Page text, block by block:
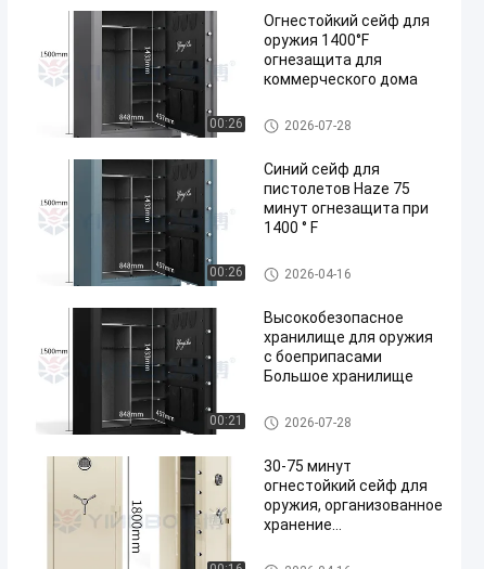
00:26
Огнестойкий сейф для
оружия 1400°F
огнезащита для
коммерческого дома
Сберегательный ящик для ор
ужия
2026-07-28
00:26
Синий сейф для
пистолетов Haze 75
минут огнезащита при
1400 ° F
Сберегательный ящик для ор
ужия
2026-04-16
00:21
Высокобезопасное
хранилище для оружия
с боеприпасами
Большое хранилище
Сберегательный ящик для ор
ужия
2026-07-28
30-75 минут
огнестойкий сейф для
оружия, организованное
хранение
оружия, пистолетов,
Сберегательный ящик для ор